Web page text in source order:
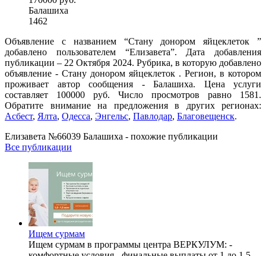
Балашиха
1462
Объявление с названием “Стану донором яйцеклеток ”
добавлено пользователем “Елизавета”. Дата добавления
публикации – 22 Октября 2024. Рубрика, в которую добавлено
объявление - Стану донором яйцеклеток . Регион, в котором
проживает автор сообщения - Балашиха. Цена услуги
составляет 100000 руб. Число просмотров равно 1581.
Обратите внимание на предложения в других регионах:
Асбест, Ялта, Одесса, Энгельс, Павлодар, Благовещенск.
Елизавета №66039 Балашиха - похожие публикации
Все публикации
Ищем сурмам
Ищем сурмам в программы центра ВЕРКУЛУМ: -